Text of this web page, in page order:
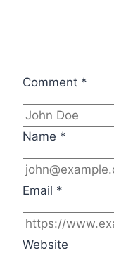
Comment *
Name *
Email *
Website